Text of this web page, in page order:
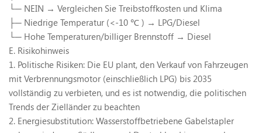
└─ NEIN → Vergleichen Sie Treibstoffkosten und Klima
├─ Niedrige Temperatur (<-10 ℃ ) → LPG/Diesel
└─ Hohe Temperaturen/billiger Brennstoff → Diesel
E. Risikohinweis
1. Politische Risiken: Die EU plant, den Verkauf von Fahrzeugen
mit Verbrennungsmotor (einschließlich LPG) bis 2035
vollständig zu verbieten, und es ist notwendig, die politischen
Trends der Zielländer zu beachten
2. Energiesubstitution: Wasserstoffbetriebene Gabelstapler